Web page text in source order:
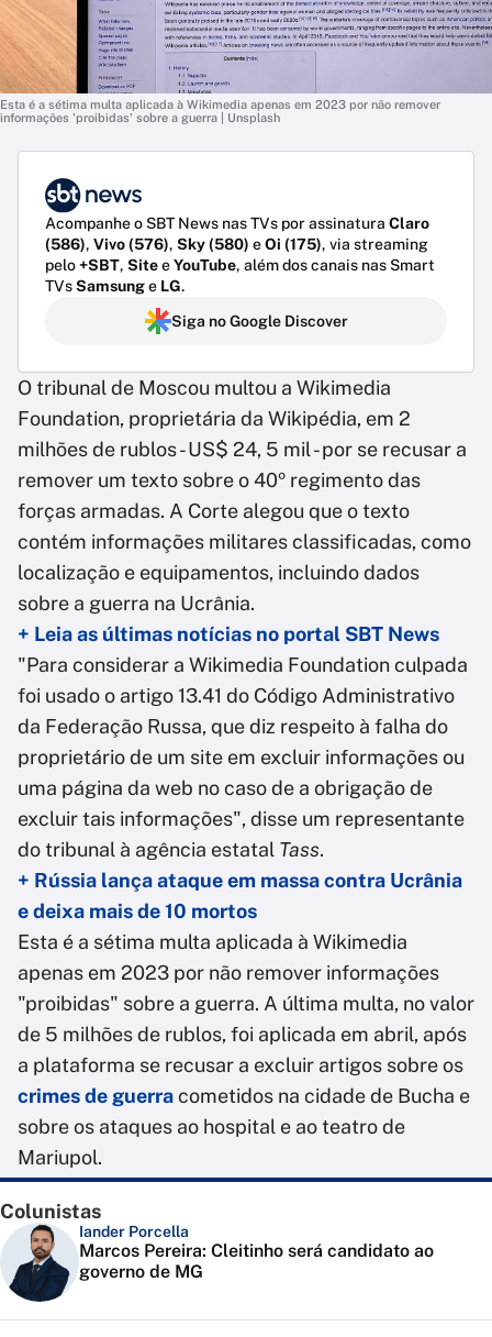
Esta é a sétima multa aplicada à Wikimedia apenas em 2023 por não remover
informações 'proibidas' sobre a guerra | Unsplash
Acompanhe o SBT News nas TVs por assinatura Claro
(586), Vivo (576), Sky (580) eOi (175), via streaming
pelo+SBT, SiteeYouTube, além dos canais nas Smart
TVsSamsunge LG.
Siga no Google Discover
O tribunal de Moscou multou a Wikimedia
Foundation, proprietária da Wikipédia, em 2
milhões de rublos - US$ 24, 5 mil - por se recusar a
remover um texto sobre o 40º regimento das
forças armadas. A Corte alegou que o texto
contém informações militares classificadas, como
localização e equipamentos, incluindo dados
sobre a guerra na Ucrânia.
+ Leia as últimas notícias no portal SBT News
"Para considerar a Wikimedia Foundation culpada
foi usado o artigo 13.41 do Código Administrativo
da Federação Russa, que diz respeito à falha do
proprietário de um site em excluir informações ou
uma página da web no caso de a obrigação de
excluir tais informações", disse um representante
do tribunal à agência estatal Tass.
+ Rússia lança ataque em massa contra Ucrânia
e deixa mais de 10 mortos
Esta é a sétima multa aplicada à Wikimedia
apenas em 2023 por não remover informações
"proibidas" sobre a guerra. A última multa, no valor
de 5 milhões de rublos, foi aplicada em abril, após
a plataforma se recusar a excluir artigos sobre os
crimes de guerracometidos na cidade de Bucha e
sobre os ataques ao hospital e ao teatro de
Mariupol.
Colunistas
Iander Porcella
Marcos Pereira: Cleitinho será candidato ao
governo de MG